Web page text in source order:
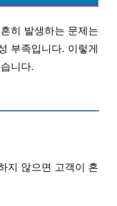
히 발생하는 문제는
부족입니다. 이렇게
니다.
지 않으면 고객이 혼